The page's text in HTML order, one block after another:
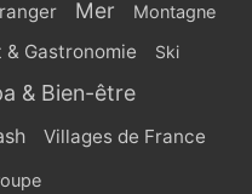
Mer Montagne
& Gastronomie Ski
& Bien-être
Villages de France